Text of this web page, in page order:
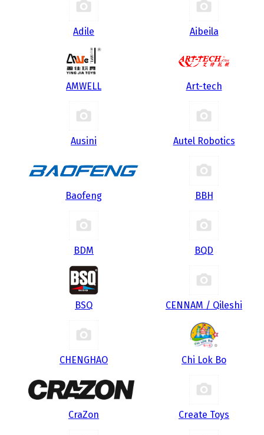
Adile Aibeila
AMWELL Art-tech
Ausini Autel Robotics
Baofeng BBH
BDM BQD
BSQ CENNAM / Qileshi
CHENGHAO Chi Lok Bo
CraZon Create Toys